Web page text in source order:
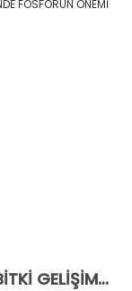
CANNA MONO FOSFOR NEDİR? BİTKİ GELİŞİMİNDE FOSFORUN ÖNEMİ